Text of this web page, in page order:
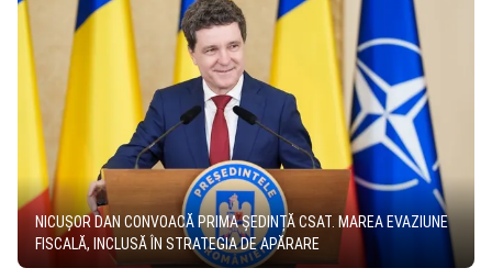
NICUȘOR DAN CONVOACĂ PRIMA ȘEDINȚĂ CSAT. MAREA EVAZIUNE
FISCALĂ, INCLUSĂ ÎN STRATEGIA DE APĂRARE